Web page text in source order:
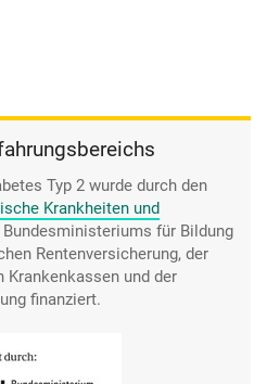
so mindestens 20 Kilo
Typ 2 wurde durch den
Krankheiten und
Bundesministeriums für Bildung
Rentenversicherung, der
Krankenkassen und der
finanziert.